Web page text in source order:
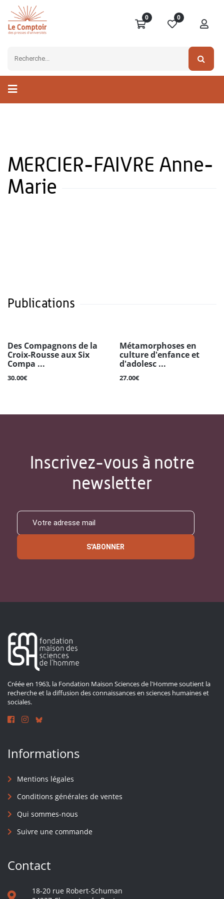
0 0
MERCIER-FAIVRE Anne-
Marie
Publications
Des Compagnons de la
Croix-Rousse aux Six
Compa ...
30.00€
Métamorphoses en
culture d'enfance et
d'adolesc ...
27.00€
Inscrivez-vous à notre
newsletter
S'ABONNER
Créée en 1963, la Fondation Maison Sciences de l'Homme soutient la
recherche et la diffusion des connaissances en sciences humaines et
sociales.
Informations
Mentions légales
Conditions générales de ventes
Qui sommes-nous
Suivre une commande
Contact
18-20 rue Robert-Schuman